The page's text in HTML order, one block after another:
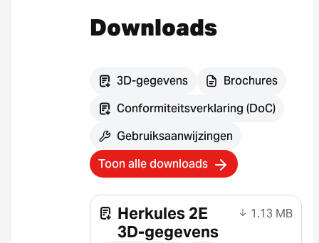
Downloads
3D-gegevens
Brochures
Conformiteitsverklaring (DoC)
Gebruiksaanwijzingen
Toon alle downloads
Herkules 2E
3D-gegevens
1.13 MB